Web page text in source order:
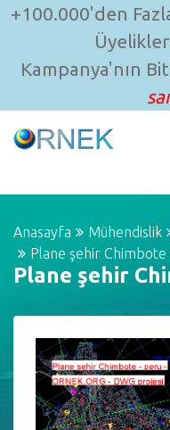
+100.000'den
Kampanya'nın
Anasayfa Mühendislik
Plane şehir
Plane şehir